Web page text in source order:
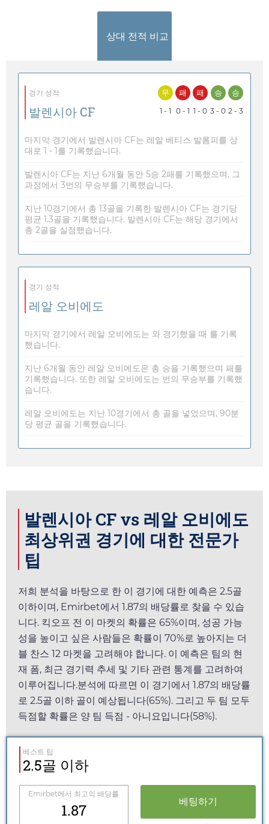
상대 전적 비교
경기 성적
발렌시아 CF
무
1 - 1
패
0 - 1
패
1 - 0
승
3 - 0
승
2 - 3
마지막 경기에서 발렌시아 CF는 레알 베티스 발롬피를 상
대로 1 - 1를 기록했습니다.
발렌시아 CF는 지난 6개월 동안 5승 2패를 기록했으며, 그
과정에서 3번의 무승부를 기록했습니다.
지난 10경기에서 총 13골을 기록한 발렌시아 CF는 경기당
평균 1.3골을 기록했습니다. 발렌시아 CF는 해당 경기에서
총 2골을 실점했습니다.
경기 성적
레알 오비에도
마지막 경기에서 레알 오비에도는 와 경기했을 때 를 기록
했습니다.
지난 6개월 동안 레알 오비에도은 총 승을 기록했으며 패를
기록했습니다. 또한 레알 오비에도는 번의 무승부를 기록했
습니다.
레알 오비에도는 지난 10경기에서 총 골을 넣었으며, 90분
당 평균 골을 기록했습니다.
발렌시아 CF vs 레알 오비에도
최상위권 경기에 대한 전문가
팁
저희 분석을 바탕으로 한 이 경기에 대한 예측은 2.5골
이하이며, Emirbet에서 1.87의 배당률로 찾을 수 있습
니다. 킥오프 전 이 마켓의 확률은 65%이며, 성공 가능
성을 높이고 싶은 사람들은 확률이 70%로 높아지는 더
블 찬스 12 마켓을 고려해야 합니다. 이 예측은 팀의 현
재 폼, 최근 경기력 추세 및 기타 관련 통계를 고려하여
이루어집니다.분석에 따르면 이 경기에서 1.87의 배당률
로 2.5골 이하 골이 예상됩니다(65%). 그리고 두 팀 모두
득점할 확률은 양 팀 득점 - 아니요입니다(58%).
베스트 팁
2.5골 이하
Emirbet에서 최고의 배당률
1.87 베팅하기